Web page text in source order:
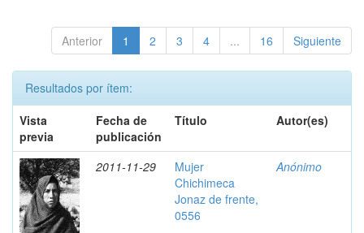
Anterior 1 2 3 4 ... 16 Siguiente
Resultados por ítem:
Vista
previa
Fecha de
publicación
Título Autor(es)
2011-11-29
Mujer
Chichimeca
Jonaz de frente,
0556
Anónimo